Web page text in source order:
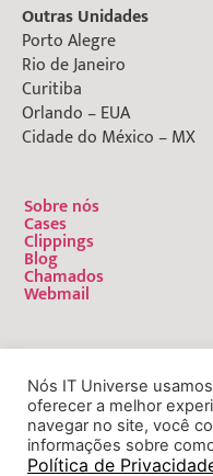
Outras Unidades
Porto Alegre
Rio de Janeiro
Curitiba
Orlando – EUA
Cidade do México – MX
Sobre nós
Cases
Clippings
Blog
Chamados
Webmail
Nós IT Universe
oferecer a melhor
navegar no site, você
informações sobre
Política de